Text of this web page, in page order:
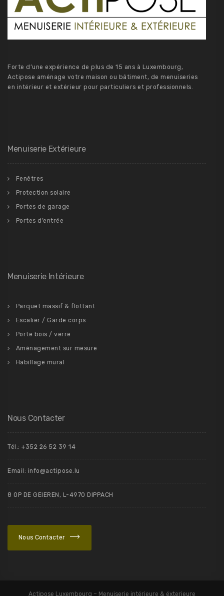
Forte d’une expérience de plus de 15 ans à Luxembourg,
Actipose aménage votre maison ou bâtiment, de menuiseries
en intérieur et extérieur pour particuliers et professionnels.
Menuiserie Extérieure
Fenêtres
Protection solaire
Portes de garage
Portes d’entrée
Menuiserie Intérieure
Parquet massif & flottant
Escalier / Garde corps
Porte bois / verre
Aménagement sur mesure
Habillage mural
Nous Contacter
Tél.: +352 26 52 39 14
Email: info@actipose.lu
8 OP DE GEIEREN, L-4970 DIPPACH
Nous Contacter
Actipose Luxembourg – Menuiserie intérieure & éxterieure